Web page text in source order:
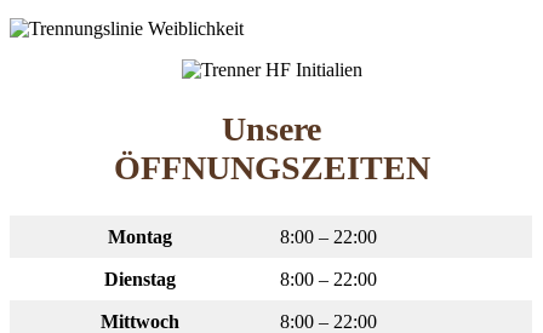
Unsere
ÖFFNUNGSZEITEN
Montag 8:00 – 22:00
Dienstag 8:00 – 22:00
Mittwoch 8:00 – 22:00